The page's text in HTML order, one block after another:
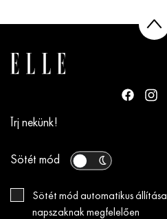
Írj nekünk!
Sötét mód
Sötét mód automatikus állítása
napszaknak megfelelően